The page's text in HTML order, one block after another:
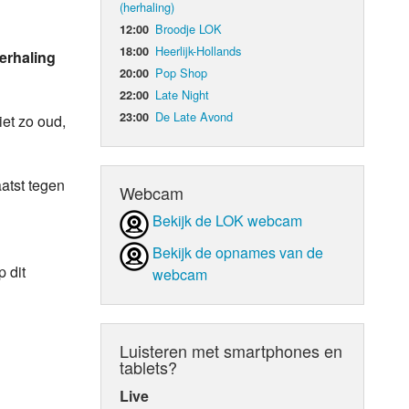
zo oud,
tegen
dit
(herhaling)
12:00 Broodje LOK
18:00 Heerlijk-Hollands
20:00 Pop Shop
22:00 Late Night
23:00 De Late Avond
Webcam
Bekijk de LOK webcam
Bekijk de opnames van de
webcam
Luisteren met smartphones en
tablets?
Live